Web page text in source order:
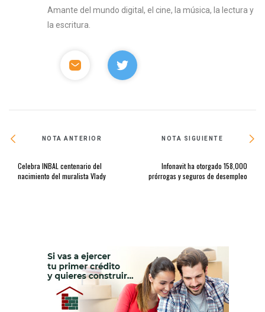
Amante del mundo digital, el cine, la música, la lectura y
la escritura.
NOTA ANTERIOR
Celebra INBAL centenario del
nacimiento del muralista Vlady
NOTA SIGUIENTE
Infonavit ha otorgado 158,000
prórrogas y seguros de desempleo